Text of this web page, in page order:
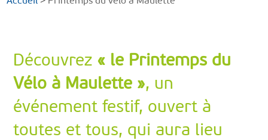
Découvrez « le Printemps du
Vélo à Maulette », un
événement festif, ouvert à
toutes et tous, qui aura lieu